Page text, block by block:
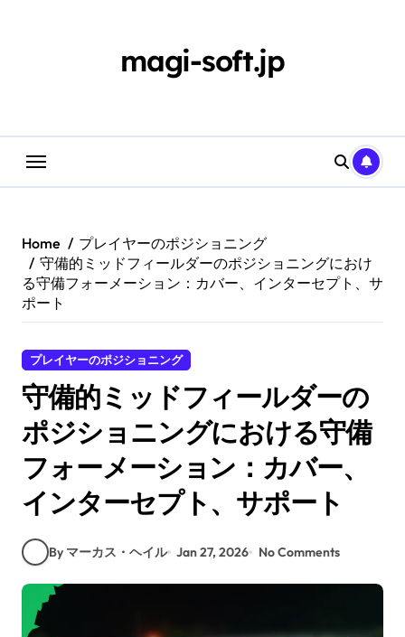
magi-soft.jp
Home
プレイヤーのポジショニング
守備的ミッドフィールダーのポジショニングにおけ
る守備フォーメーション：カバー、インターセプト、サ
ポート
プレイヤーのポジショニング
守備的ミッドフィールダーの
ポジショニングにおける守備
フォーメーション：カバー、
インターセプト、サポート
By マーカス・ヘイル Jan 27, 2026 No Comments